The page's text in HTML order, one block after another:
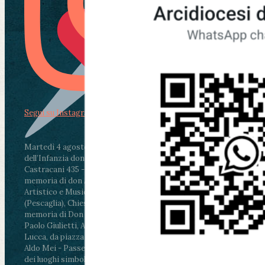
Martedì 4 agosto2026
ore 11:30 - Lucca, Scuola
dell’Infanzia don Aldo Mei - Viale Castruccio
Castracani 435 - Inaugurazione murales in
memoria di don Aldo Mei curato dal Liceo
Artistico e Musicale “Passaglia”
ore 18 - Fiano
(Pescaglia), Chiesa parrocchiale - Messa in
memoria di Don Aldo Mei celebrata da mons.
Paolo Giulietti, Arcivescovo di Lucca
ore 20.30 -
Lucca, da piazza San Michele al Cippo di don
Aldo Mei - Passeggiata della Memoria in alcuni
dei luoghi simbolo della città. Ritrovo alle ore
Segui su Instagram